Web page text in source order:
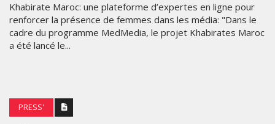
Khabirate Maroc: une plateforme d’expertes en ligne pour
renforcer la présence de femmes dans les média: "Dans le
cadre du programme MedMedia, le projet Khabirates Maroc
a été lancé le...
PRESS'